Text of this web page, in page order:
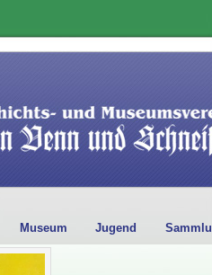
Museum Jugend